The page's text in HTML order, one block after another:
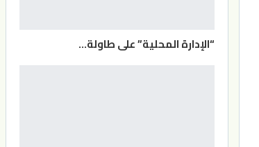
“الإدارة المحلية” على طاولة…